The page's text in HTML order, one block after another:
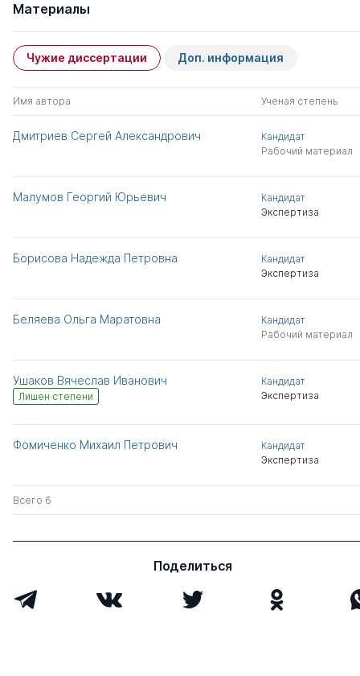
Материалы
Чужие диссертации Доп. информация
Имя автора Ученая степень
Дмитриев Сергей Александрович
Кандидат
Рабочий материал
Малумов Георгий Юрьевич
Кандидат
Экспертиза
Борисова Надежда Петровна
Кандидат
Экспертиза
Беляева Ольга Маратовна
Кандидат
Рабочий материал
Ушаков Вячеслав Иванович
Лишен степени
Кандидат
Экспертиза
Фомиченко Михаил Петрович
Кандидат
Экспертиза
Всего 6
Поделиться